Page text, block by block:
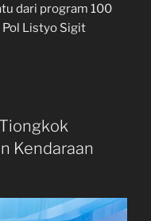
dari program 100
Pol Listyo Sigit
Kendaraan